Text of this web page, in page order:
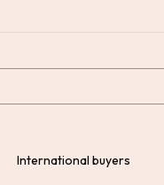
International buyers